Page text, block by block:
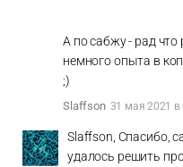
А по сабжу - рад что
немного опыта в
;)
Slaffson 31 мая 2021 в
Slaffson, Спасибо,
удалось решить